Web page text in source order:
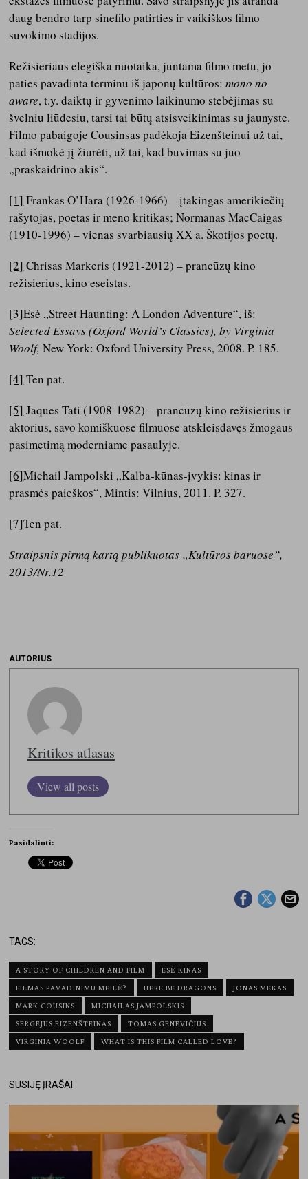
daug bendro tarp sinefilo patirties ir vaikiškos filmo
suvokimo stadijos.
Režisieriaus elegiška nuotaika, juntama filmo metu, jo
paties pavadinta terminu iš japonų kultūros:mono no
aware, t.y. daiktų ir gyvenimo laikinumo stebėjimas su
švelniu liūdesiu, tarsi tai būtų atsisveikinimas su jaunyste.
Filmo pabaigoje Cousinsas padėkoja Eizenšteinui už tai,
kad išmokė jį žiūrėti, už tai, kad buvimas su juo
„praskaidrino akis“.
[1] Frankas O’Hara (1926-1966) – įtakingas amerikiečių
rašytojas, poetas ir meno kritikas; Normanas MacCaigas
(1910-1996) – vienas svarbiausių XX a. Škotijos poetų.
[2] Chrisas Markeris (1921-2012) – prancūzų kino
režisierius, kino eseistas.
[3]Esė „Street Haunting: A London Adventure“, iš:
Selected Essays (Oxford World’s Classics), by Virginia
Woolf,New York: Oxford University Press, 2008. P. 185.
[4] Ten pat.
[5] Jaques Tati (1908-1982) – prancūzų kino režisierius ir
aktorius, savo komiškuose filmuose atskleisdavęs žmogaus
pasimetimą moderniame pasaulyje.
[6]Michail Jampolski „Kalba-kūnas-įvykis: kinas ir
prasmės paieškos“, Mintis: Vilnius, 2011. P. 327.
[7]Ten pat.
Straipsnis pirmą kartą publikuotas „Kultūros baruose”,
2013/Nr.12
AUTORIUS
Kritikos atlasas
View all posts
Pasidalinti:
TAGS:
A STORY OF CHILDREN AND FILM
ESĖ KINAS
FILMAS PAVADINIMU MEILĖ?
HERE BE DRAGONS
JONAS MEKAS
MARK COUSINS
MICHAILAS JAMPOLSKIS
SERGEJUS EIZENŠTEINAS
TOMAS GENEVIČIUS
VIRGINIA WOOLF
WHAT IS THIS FILM CALLED LOVE?
SUSIJĘ ĮRAŠAI